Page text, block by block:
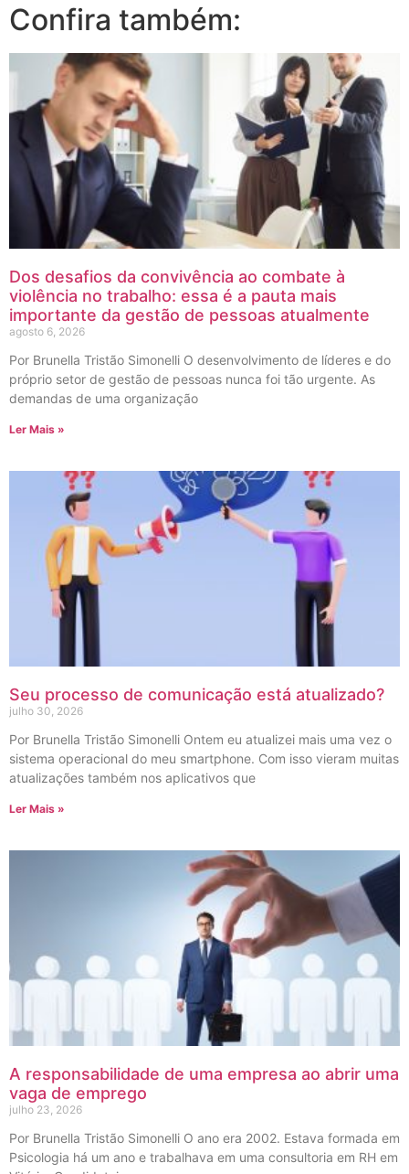
Confira também:
Dos desafios da convivência ao combate à
violência no trabalho: essa é a pauta mais
importante da gestão de pessoas atualmente
agosto 6, 2026
Por Brunella Tristão Simonelli O desenvolvimento de líderes e do
próprio setor de gestão de pessoas nunca foi tão urgente. As
demandas de uma organização
Ler Mais »
Seu processo de comunicação está atualizado?
julho 30, 2026
Por Brunella Tristão Simonelli Ontem eu atualizei mais uma vez o
sistema operacional do meu smartphone. Com isso vieram muitas
atualizações também nos aplicativos que
Ler Mais »
A responsabilidade de uma empresa ao abrir uma
vaga de emprego
julho 23, 2026
Por Brunella Tristão Simonelli O ano era 2002. Estava formada em
Psicologia há um ano e trabalhava em uma consultoria em RH em